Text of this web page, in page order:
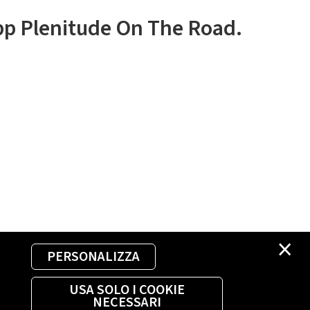
×
PERSONALIZZA
USA SOLO I COOKIE
NECESSARI
Plenitude On The Road.